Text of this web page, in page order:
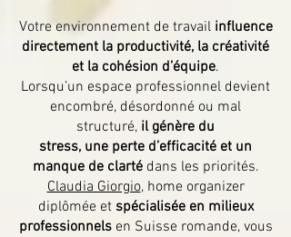
Votre environnement de travail influence
directement la productivité, la créativité
et la cohésion d’équipe.
Lorsqu’un espace professionnel devient
encombré, désordonné ou mal
structuré, il génère du
stress, une perte d’efficacité et un
manque de clartédans les priorités.
Claudia Giorgio, home organizer
diplômée et spécialisée en milieux
professionnelsen Suisse romande, vous